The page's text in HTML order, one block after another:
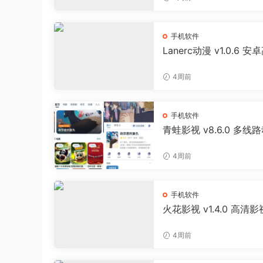
手机软件
Lanerc动漫 v1.0.6 安卓
4周前
手机软件
青蛙影视 v8.6.0 多线路
剧软件
4周前
手机软件
火花影视 v1.4.0 高清影
4周前